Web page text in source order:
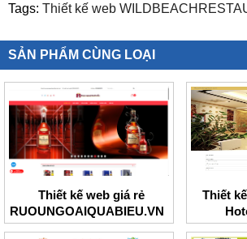
Tags: Thiết kế web
SẢN PHẨM CÙNG LOẠI
Thiết kế web giá rẻ
RUOUNGOAIQUABIEU.VN
Thiết